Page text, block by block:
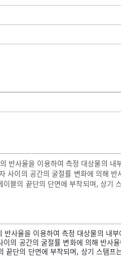
반사율을 이용하여 측정 대상물의 내
사이의 공간의 굴절률 변화에 의해 반
블의 끝단의 단면에 부착되며, 상기
사율을 이용하여 측정 대상물의 내
의 공간의 굴절률 변화에 의해 반사
단의 단면에 부착되며, 상기 스탬프